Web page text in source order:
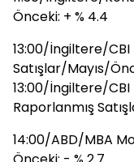
Önceki: + % 4.4
13:00/İngiltere/
Satışlar/Mayıs/
13:00/İngiltere/CBI
Raporlanmış
14:00/ABD/MBA